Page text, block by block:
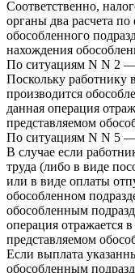
Соответственно,
органы два расчета
обособленного
нахождения
По ситуациям N N 2
Поскольку работнику
производится
данная операция
представляемом
По ситуациям N N 5
В случае если
труда (либо в виде
или в виде оплаты
обособленном
обособленным
операция отражается
представляемом
Если выплата
обособленным